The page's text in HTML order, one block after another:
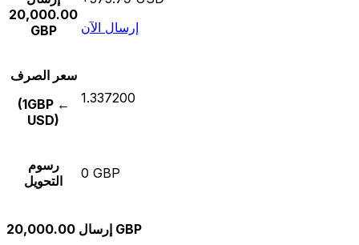
20,000.00
GBP
إرسال الآن
سعر الصرف
(1GBP ←
USD)
1.337200
رسوم
التحويل
0 GBP
إرسال 20,000.00 GBP